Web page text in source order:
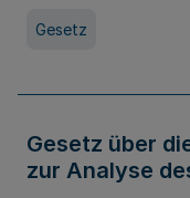
Gesetz
Gesetz über
zur Analyse